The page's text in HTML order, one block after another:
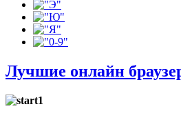
Лучшие онлайн